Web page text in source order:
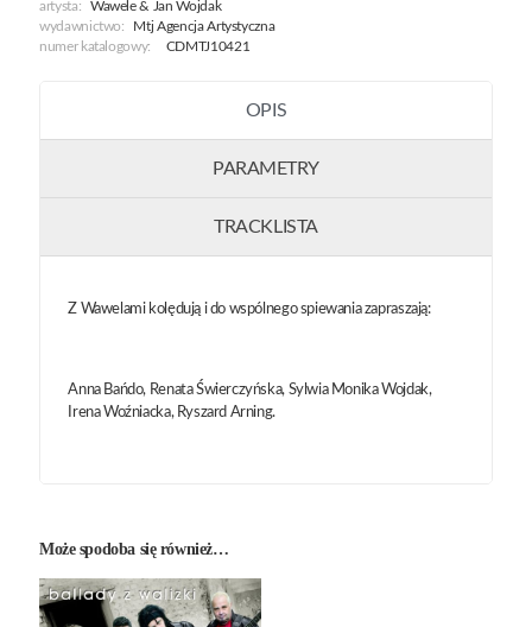
artysta:
Wawele & Jan Wojdak
wydawnictwo:
Mtj Agencja Artystyczna
numer katalogowy:
CDMTJ10421
OPIS
PARAMETRY
TRACKLISTA
Z Wawelami kolędują i do wspólnego spiewania zapraszają:
Anna Bańdo, Renata Świerczyńska, Sylwia Monika Wojdak,
Irena Woźniacka, Ryszard Arning.
Może spodoba się również…